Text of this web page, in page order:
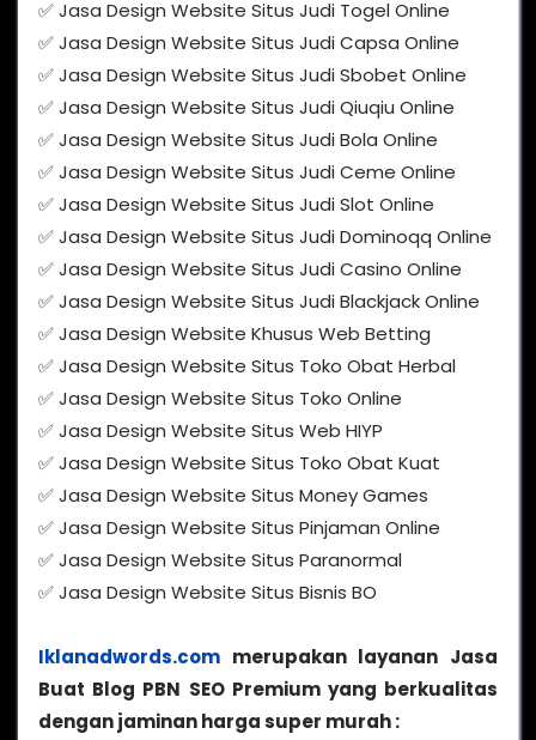
✅ Jasa Design Website Situs Judi Togel Online
✅ Jasa Design Website Situs Judi Capsa Online
✅ Jasa Design Website Situs Judi Sbobet Online
✅ Jasa Design Website Situs Judi Qiuqiu Online
✅ Jasa Design Website Situs Judi Bola Online
✅ Jasa Design Website Situs Judi Ceme Online
✅ Jasa Design Website Situs Judi Slot Online
✅ Jasa Design Website Situs Judi Dominoqq Online
✅ Jasa Design Website Situs Judi Casino Online
✅ Jasa Design Website Situs Judi Blackjack Online
✅ Jasa Design Website Khusus Web Betting
✅ Jasa Design Website Situs Toko Obat Herbal
✅ Jasa Design Website Situs Toko Online
✅ Jasa Design Website Situs Web HIYP
✅ Jasa Design Website Situs Toko Obat Kuat
✅ Jasa Design Website Situs Money Games
✅ Jasa Design Website Situs Pinjaman Online
✅ Jasa Design Website Situs Paranormal
✅ Jasa Design Website Situs Bisnis BO
Iklanadwords.com merupakan layanan Jasa
Buat Blog PBN SEO Premium yang berkualitas
dengan jaminan harga super murah :